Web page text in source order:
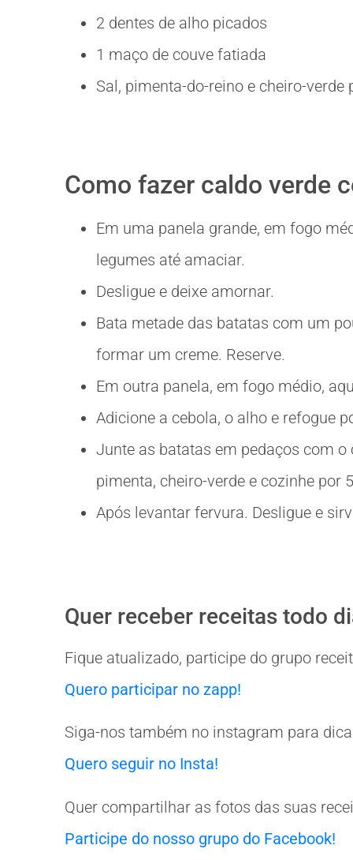
2 dentes de alho picados
1 maço de couve fatiada
Sal, pimenta-do-reino e cheiro-verde
Como fazer caldo verde
Em uma panela grande, em fogo
legumes até amaciar.
Desligue e deixe amornar.
Bata metade das batatas com um
formar um creme. Reserve.
Em outra panela, em fogo médio,
Adicione a cebola, o alho e refogue
Junte as batatas em pedaços com
pimenta, cheiro-verde e cozinhe por
Após levantar fervura. Desligue e
Quer receber receitas todo
Fique atualizado, participe do grupo
Quero participar no zapp!
Siga-nos também no instagram para
Quero seguir no Insta!
Quer compartilhar as fotos das suas
Participe do nosso grupo do Facebook!